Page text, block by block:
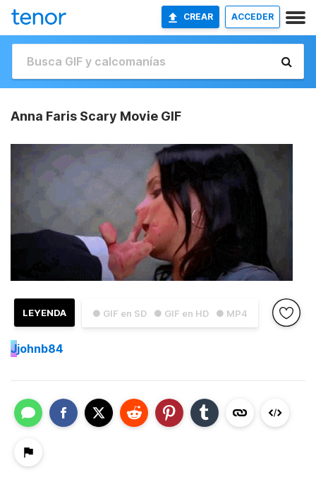
CREAR ACCEDER
Anna Faris Scary Movie GIF
● GIF en SD ● GIF en HD ● MP4
LEYENDA
Jjohnb84